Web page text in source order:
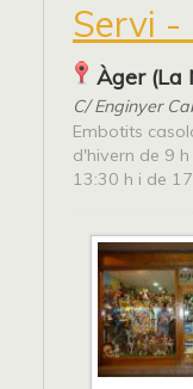
Servi
Àger (La
C/ Enginyer
Embotits
d'hivern de 9
13:30 h i de